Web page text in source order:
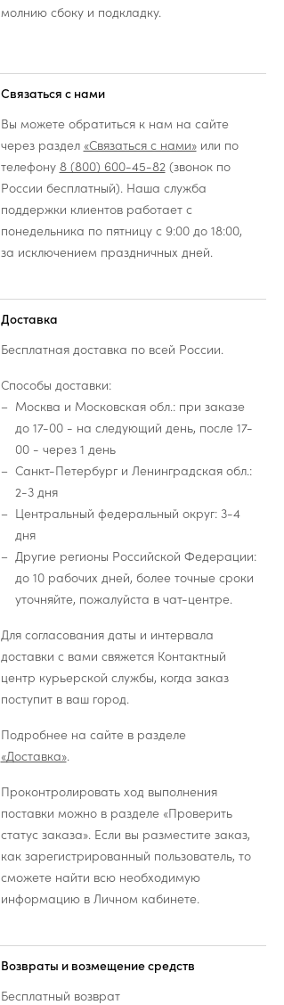
молнию сбоку и подкладку.
Связаться с нами
Вы можете обратиться к нам на сайте
через раздел «Связаться с нами»или по
телефону 8 (800) 600-45-82(звонок по
России бесплатный). Наша служба
поддержки клиентов работает с
понедельника по пятницу с 9:00 до 18:00,
за исключением праздничных дней.
Доставка
Бесплатная доставка по всей России.
Способы доставки:
Москва и Московская обл.: при заказе
до 17-00 - на следующий день, после 17-
00 - через 1 день
Санкт-Петербург и Ленинградская обл.:
2-3 дня
Центральный федеральный округ: 3-4
дня
Другие регионы Российской Федерации:
до 10 рабочих дней, более точные сроки
уточняйте, пожалуйста в чат-центре.
Для согласования даты и интервала
доставки с вами свяжется Контактный
центр курьерской службы, когда заказ
поступит в ваш город.
Подробнее на сайте в разделе
«Доставка».
Проконтролировать ход выполнения
поставки можно в разделе «Проверить
статус заказа». Если вы разместите заказ,
как зарегистрированный пользователь, то
сможете найти всю необходимую
информацию в Личном кабинете.
Возвраты и возмещение средств
Бесплатный возврат